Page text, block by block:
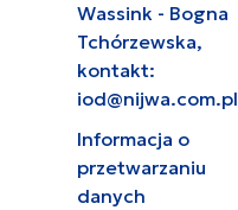
Wassink - Bogna
Tchórzewska,
kontakt:
iod@nijwa.com.pl
Informacja o
przetwarzaniu
danych